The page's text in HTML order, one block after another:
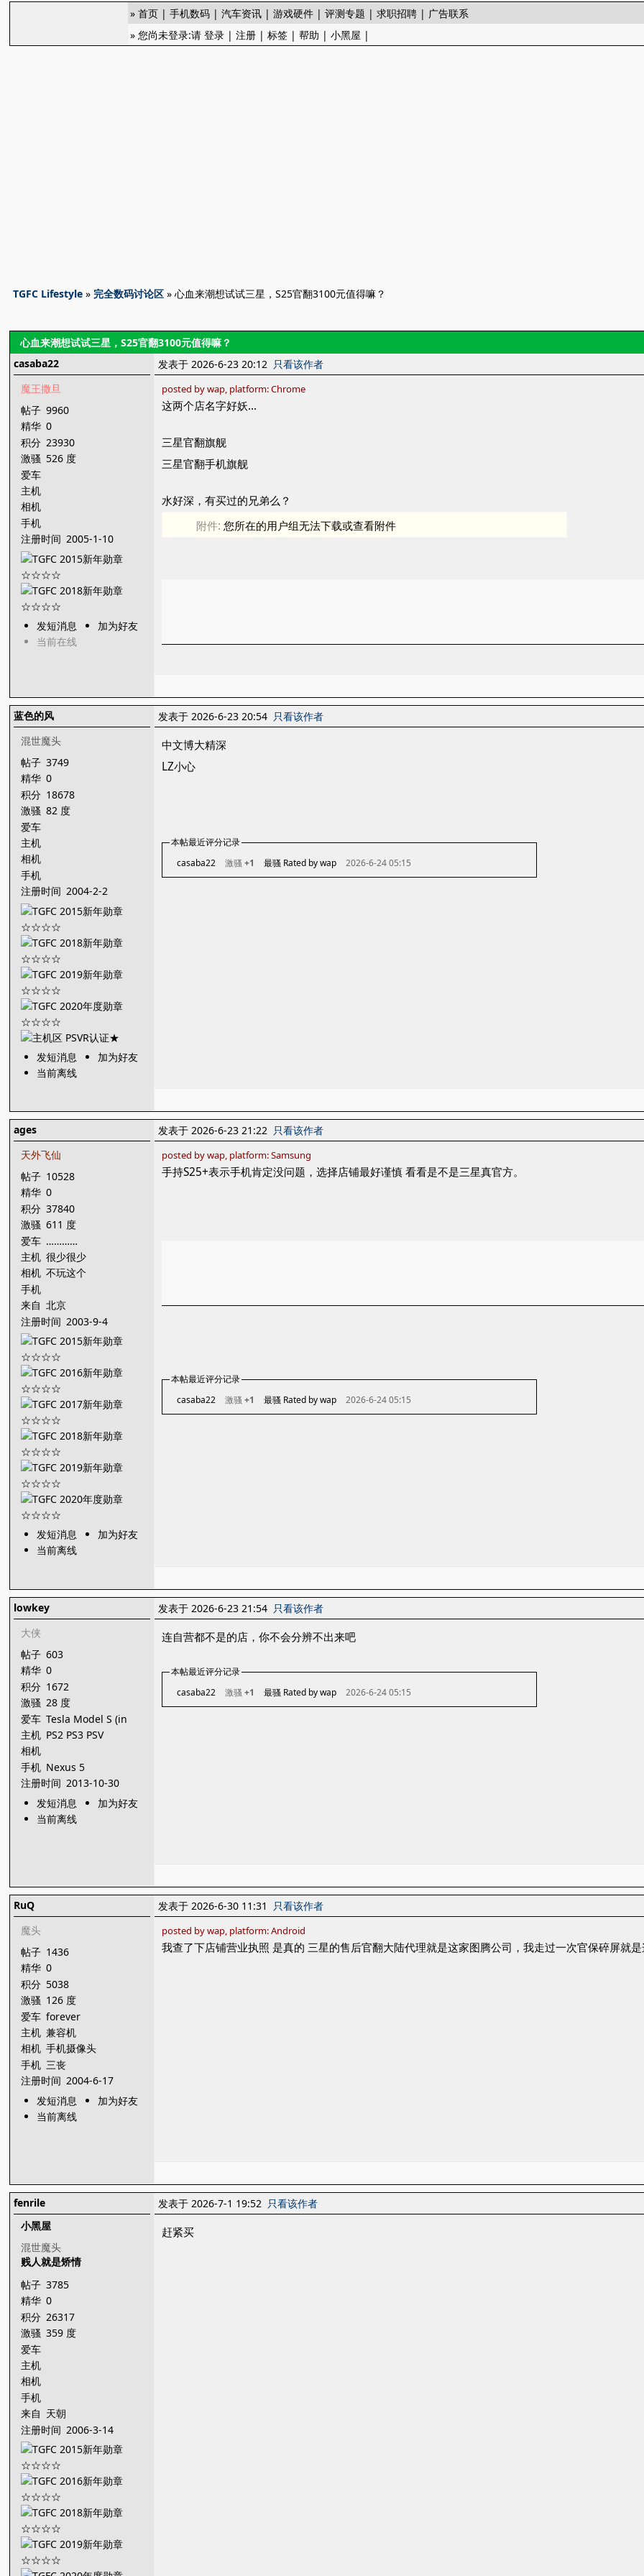
»首页 |手机数码 |汽车资讯 |游戏硬件 |评测专题 |求职招聘 | 广告联系
» 您尚未登录:请登录 |注册 |标签 |帮助 |小黑屋 |
TGFC Lifestyle » 完全数码讨论区 » 心血来潮想试试三星，S25官翻3100元值得嘛？
心血来潮想试试三星，S25官翻3100元值得嘛？
casaba22
魔王撒旦
帖子 9960
精华 0
积分 23930
激骚 526 度
爱车
主机
相机
手机
注册时间 2005-1-10
发短消息
加为好友
当前在线
发表于 2026-6-23 20:12 只看该作者
posted by wap, platform: Chrome
这两个店名字好妖...
三星官翻旗舰
三星官翻手机旗舰
水好深，有买过的兄弟么？
附件: 您所在的用户组无法下载或查看附件
蓝色的风
混世魔头
帖子 3749
精华 0
积分 18678
激骚 82 度
爱车
主机
相机
手机
注册时间 2004-2-2
发短消息
加为好友
当前离线
发表于 2026-6-23 20:54 只看该作者
中文博大精深
LZ小心
本帖最近评分记录
casaba22
激骚+1 最骚 Rated by wap 2026-6-24 05:15
ages
天外飞仙
帖子 10528
精华 0
积分 37840
激骚 611 度
爱车 …………
主机 很少很少
相机 不玩这个
手机
来自 北京
注册时间 2003-9-4
发短消息
加为好友
当前离线
发表于 2026-6-23 21:22 只看该作者
posted by wap, platform: Samsung
手持S25+表示手机肯定没问题，选择店铺最好谨慎 看看是不是三星真官方。
本帖最近评分记录
casaba22
激骚+1 最骚 Rated by wap 2026-6-24 05:15
lowkey
大侠
帖子 603
精华 0
积分 1672
激骚 28 度
爱车 Tesla Model S (in
dream)
主机 PS2 PS3 PSV
Dreamcast
相机
手机 Nexus 5
注册时间 2013-10-30
发短消息
加为好友
当前离线
发表于 2026-6-23 21:54 只看该作者
连自营都不是的店，你不会分辨不出来吧
本帖最近评分记录
casaba22
激骚+1 最骚 Rated by wap 2026-6-24 05:15
RuQ
魔头
帖子 1436
精华 0
积分 5038
激骚 126 度
爱车 forever
主机 兼容机
相机 手机摄像头
手机 三丧
注册时间 2004-6-17
发短消息
加为好友
当前离线
发表于 2026-6-30 11:31 只看该作者
posted by wap, platform: Android
我查了下店铺营业执照 是真的 三星的售后官翻大陆代理就是这家图腾公司，我走过一次官保碎屏就是
fenrile
小黑屋
混世魔头
贱人就是矫情
帖子 3785
精华 0
积分 26317
激骚 359 度
爱车
主机
相机
手机
来自 天朝
注册时间 2006-3-14
发表于 2026-7-1 19:52 只看该作者
赶紧买